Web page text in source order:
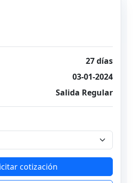
27 días
03-01-2024
Salida Regular
cotización